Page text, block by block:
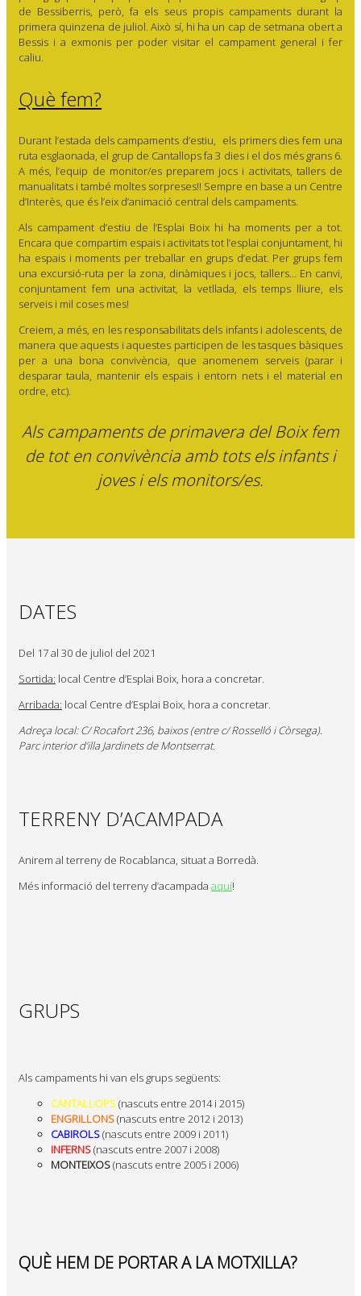
de Bessiberris, però, fa els seus propis campaments durant la
primera quinzena de juliol. Això sí, hi ha un cap de setmana obert a
Bessis i a exmonis per poder visitar el campament general i fer
caliu.
Què fem?
Durant l’estada dels campaments d’estiu, els primers dies fem una
ruta esglaonada, el grup de Cantallops fa 3 dies i el dos més grans 6.
A més, l’equip de monitor/es preparem jocs i activitats, tallers de
manualitats i també moltes sorpreses!! Sempre en base a un Centre
d’Interès, que és l’eix d’animació central dels campaments.
Als campament d’estiu de l’Esplai Boix hi ha moments per a tot.
Encara que compartim espais i activitats tot l’esplai conjuntament, hi
ha espais i moments per treballar en grups d’edat. Per grups fem
una excursió-ruta per la zona, dinàmiques i jocs, tallers… En canvi,
conjuntament fem una activitat, la vetllada, els temps lliure, els
serveis i mil coses mes!
Creiem, a més, en les responsabilitats dels infants i adolescents, de
manera que aquests i aquestes participen de les tasques bàsiques
per a una bona convivència, que anomenem serveis (parar i
desparar taula, mantenir els espais i entorn nets i el material en
ordre, etc).
Als campaments de primavera del Boix fem
de tot en convivència amb tots els infants i
joves i els monitors/es.
DATES
Del 17 al 30 de juliol del 2021
Sortida: local Centre d’Esplai Boix, hora a concretar.
Arribada: local Centre d’Esplai Boix, hora a concretar.
Adreça local: C/ Rocafort 236, baixos (entre c/ Rosselló i Còrsega).
Parc interior d’illa Jardinets de Montserrat.
TERRENY D’ACAMPADA
Anirem al terreny de Rocablanca, situat a Borredà.
Més informació del terreny d’acampada aquí!
GRUPS
Als campaments hi van els grups següents:
CANTALLOPS(nascuts entre 2014 i 2015)
ENGRILLONS(nascuts entre 2012 i 2013)
CABIROLS(nascuts entre 2009 i 2011)
INFERNS(nascuts entre 2007 i 2008)
MONTEIXOS(nascuts entre 2005 i 2006)
QUÈ HEM DE PORTAR A LA MOTXILLA?